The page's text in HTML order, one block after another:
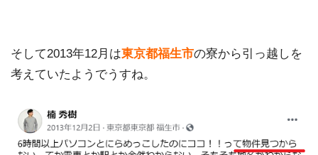
そして2013年12月は東京都福生市の寮から引っ越しを
考えていたようでうすね。